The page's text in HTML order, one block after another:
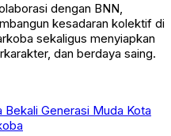
dengan BNN,
kesadaran kolektif di
sekaligus menyiapkan
dan berdaya saing.
Bekali Generasi Muda Kota